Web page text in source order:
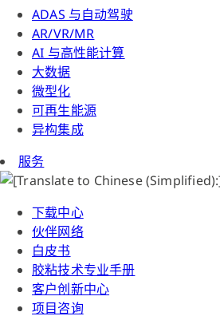
ADAS 与自动驾驶
AR/VR/MR
AI 与高性能计算
大数据
微型化
可再生能源
异构集成
服务
下载中心
伙伴网络
白皮书
胶粘技术专业手册
客户创新中心
项目咨询